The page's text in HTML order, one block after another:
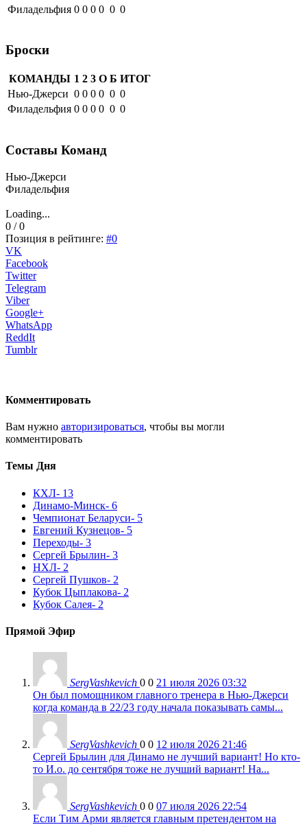
Филадельфия 0 0 0 0 0 0
Броски
КОМАНДЫ 1 2 3 О Б ИТОГ
Нью-Джерси 0 0 0 0 0 0
Филадельфия 0 0 0 0 0 0
Составы Команд
Нью-Джерси
Филадельфия
Loading...
0 / 0
Позиция в рейтинге: #0
VK
Facebook
Twitter
Telegram
Viber
Google+
WhatsApp
ReddIt
Tumblr
Комментировать
Вам нужно авторизироваться, чтобы вы могли
комментировать
Темы Дня
КХЛ- 13
Динамо-Минск- 6
Чемпионат Беларуси- 5
Евгений Кузнецов- 5
Переходы- 3
Сергей Брылин- 3
НХЛ- 2
Сергей Пушков- 2
Кубок Цыплакова- 2
Кубок Салея- 2
Прямой Эфир
SergVashkevich 0 0 21 июля 2026 03:32
Он был помощником главного тренера в Нью-Джерси
когда команда в 22/23 году начала показывать самы...
SergVashkevich 0 0 12 июля 2026 21:46
Сергей Брылин для Динамо не лучший вариант! Но кто-
то И.о. до сентября тоже не лучший вариант! На...
SergVashkevich 0 0 07 июля 2026 22:54
Если Тим Арми является главным претендентом на